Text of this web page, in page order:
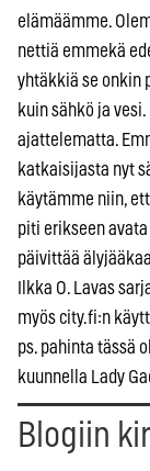
elämäämme.
nettiä emmekä
yhtäkkiä se onkin
kuin sähkö ja
ajattelematta.
katkaisijasta nyt
käytämme niin,
piti erikseen
päivittää
Ilkka O. Lavas
myös city.fi:n
ps. pahinta tässä
kuunnella Lady
Blogiin